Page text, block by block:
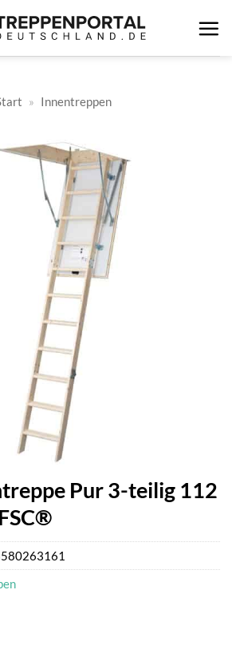
» Innentreppen
Pur 3-teilig 112